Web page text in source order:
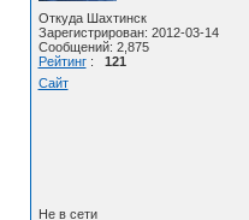
Откуда Шахтинск
Зарегистрирован: 2012-03-14
Сообщений: 2,875
Рейтинг: 121
Сайт
Не в сети